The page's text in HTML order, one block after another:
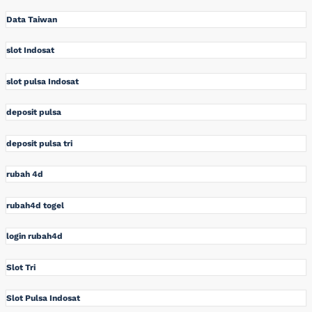
Data Taiwan
slot Indosat
slot pulsa Indosat
deposit pulsa
deposit pulsa tri
rubah 4d
rubah4d togel
login rubah4d
Slot Tri
Slot Pulsa Indosat